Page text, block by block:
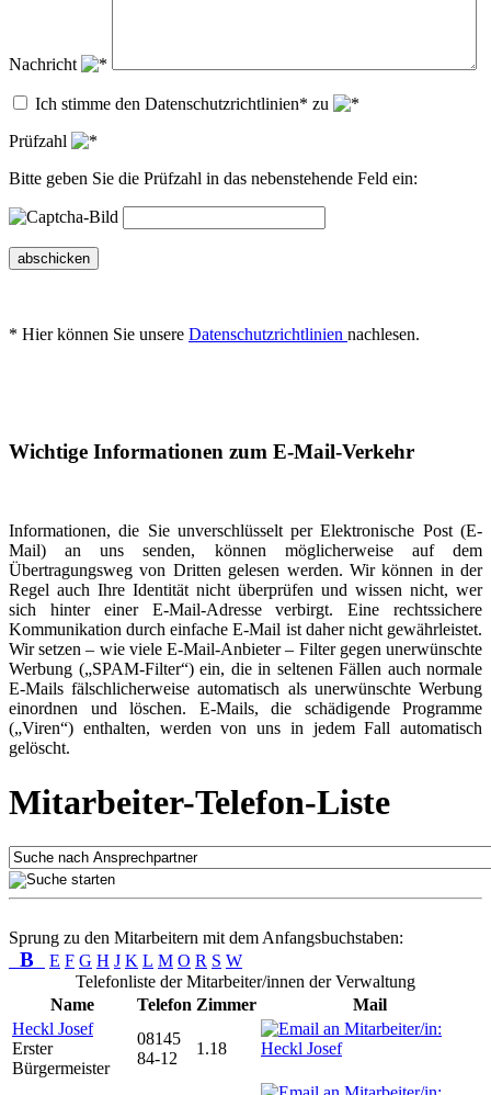
Nachricht
Ich stimme den Datenschutzrichtlinien* zu
Prüfzahl
Bitte geben Sie die Prüfzahl in das nebenstehende Feld ein:
abschicken
* Hier können Sie unsere Datenschutzrichtlinien nachlesen.
Wichtige Informationen zum E-Mail-Verkehr
Informationen, die Sie unverschlüsselt per Elektronische Post (E-
Mail) an uns senden, können möglicherweise auf dem
Übertragungsweg von Dritten gelesen werden. Wir können in der
Regel auch Ihre Identität nicht überprüfen und wissen nicht, wer
sich hinter einer E-Mail-Adresse verbirgt. Eine rechtssichere
Kommunikation durch einfache E-Mail ist daher nicht gewährleistet.
Wir setzen – wie viele E-Mail-Anbieter – Filter gegen unerwünschte
Werbung („SPAM-Filter“) ein, die in seltenen Fällen auch normale
E-Mails fälschlicherweise automatisch als unerwünschte Werbung
einordnen und löschen. E-Mails, die schädigende Programme
(„Viren“) enthalten, werden von uns in jedem Fall automatisch
gelöscht.
Mitarbeiter-Telefon-Liste
Sprung zu den Mitarbeitern mit dem Anfangsbuchstaben:
B E F G H J K L M O R S W
Telefonliste der Mitarbeiter/innen der Verwaltung
Name
Telefon Zimmer
Mail
Heckl Josef
Erster
Bürgermeister
08145
84-12
1.18